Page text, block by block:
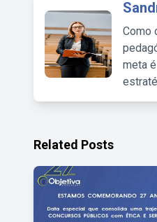
Como
meta
Related Posts